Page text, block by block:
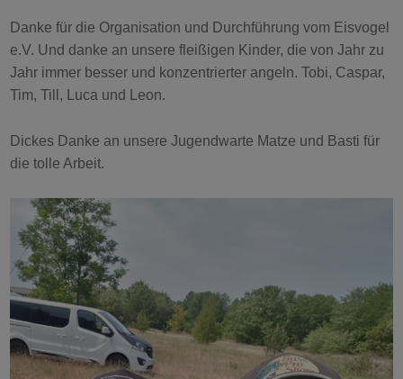
Danke für die Organisation und Durchführung vom Eisvogel
e.V. Und danke an unsere fleißigen Kinder, die von Jahr zu
Jahr immer besser und konzentrierter angeln. Tobi, Caspar,
Tim, Till, Luca und Leon.
Dickes Danke an unsere Jugendwarte Matze und Basti für
die tolle Arbeit.